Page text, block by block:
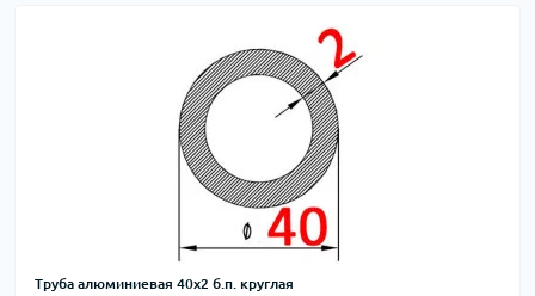
Труба алюминиевая 40х2 б.п. круглая